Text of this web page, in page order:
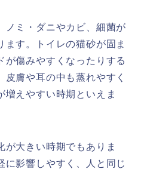
ノミ・ダニやカビ、細菌が
す。トイレの猫砂が固ま
が傷みやすくなったりする
膚や耳の中も蒸れやすく
増えやすい時期といえま
が大きい時期でもありま
に影響しやすく、人と同じ